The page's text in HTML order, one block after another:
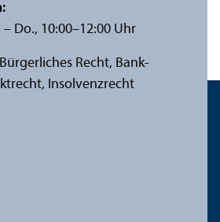
Do., 10:00–12:00 Uhr